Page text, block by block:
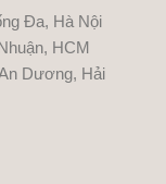
Đa, Hà Nội
HCM
Dương, Hải